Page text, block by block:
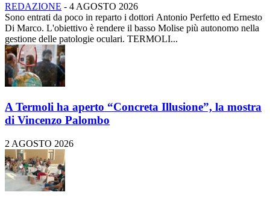
REDAZIONE - 4 AGOSTO 2026
Sono entrati da poco in reparto i dottori Antonio Perfetto ed Ernesto
Di Marco. L'obiettivo è rendere il basso Molise più autonomo nella
gestione delle patologie oculari. TERMOLI...
A Termoli ha aperto “Concreta Illusione”, la mostra
di Vincenzo Palombo
2 AGOSTO 2026